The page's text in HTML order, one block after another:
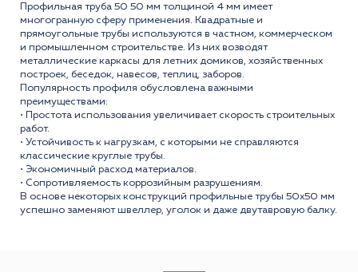
Профильная труба 50 50 мм толщиной 4 мм имеет
многогранную сферу применения. Квадратные и
прямоугольные трубы используются в частном, коммерческом
и промышленном строительстве. Из них возводят
металлические каркасы для летних домиков, хозяйственных
построек, беседок, навесов, теплиц, заборов.
Популярность профиля обусловлена важными
преимуществами:
• Простота использования увеличивает скорость строительных
работ.
• Устойчивость к нагрузкам, с которыми не справляются
классические круглые трубы.
• Экономичный расход материалов.
• Сопротивляемость коррозийным разрушениям.
В основе некоторых конструкций профильные трубы 50x50 мм
успешно заменяют швеллер, уголок и даже двутавровую балку.